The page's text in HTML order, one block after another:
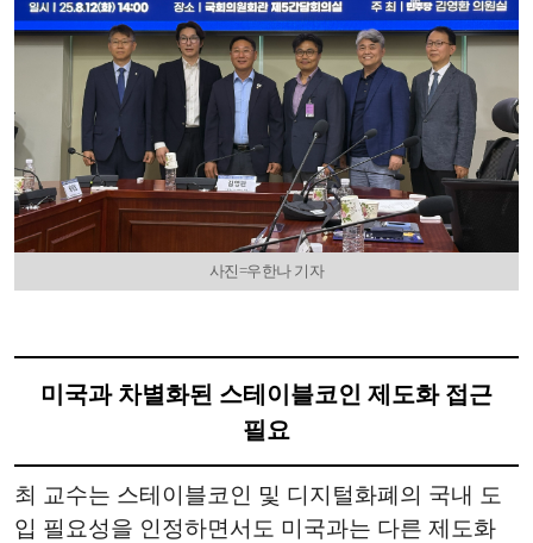
사진=우한나 기자
미국과 차별화된 스테이블코인 제도화 접근
필요
최 교수는 스테이블코인 및 디지털화폐의 국내 도
입 필요성을 인정하면서도 미국과는 다른 제도화